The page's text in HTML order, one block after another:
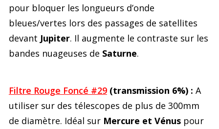
pour bloquer les longueurs d’onde
bleues/vertes lors des passages de satellites
devant Jupiter. Il augmente le contraste sur les
bandes nuageuses de Saturne.
Filtre Rouge Foncé #29(transmission 6%) : A
utiliser sur des télescopes de plus de 300mm
de diamètre. Idéal sur Mercure et Vénuspour